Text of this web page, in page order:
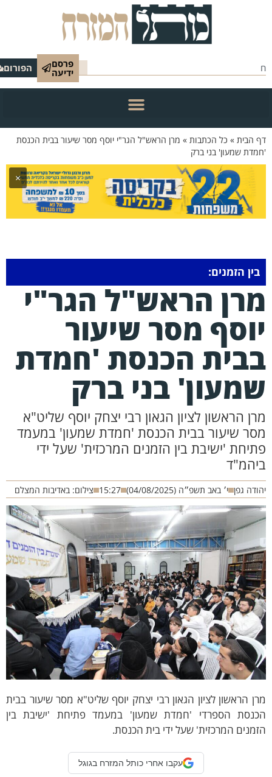
פרסם
ידיעה הפורום
הבית»כל הכתבות»מרן הראש"ל הגר"י יוסף מסר שיעור בבית הכנסת
שמעון' בני ברק
×
בין הזמנים:
הראש"ל הגר"י
מסר שיעור
הכנסת 'חמדת
בני ברק
הראשון לציון הגאון רבי יצחק יוסף שליט"א
שיעור בבית הכנסת 'חמדת שמעון' במעמד
'ישיבת בין הזמנים המרכזית' שעל ידי
גפן י׳ באב תשפ״ה (04/08/2025) 15:27 צילום: באדיבות המצלם
הראשון לציון הגאון רבי יצחק יוסף שליט"א מסר שיעור בבית
הספרדי 'חמדת שמעון' במעמד פתיחת 'ישיבת בין
המרכזית' שעל ידי בית הכנסת.
עקבו אחרי כותל המזרח בגוגל